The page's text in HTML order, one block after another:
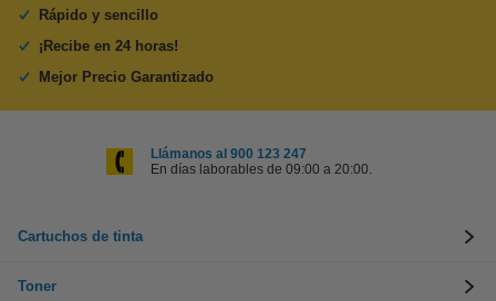
Rápido y sencillo
¡Recibe en 24 horas!
Mejor Precio Garantizado
Llámanos al 900 123 247
En días laborables de 09:00 a 20:00.
Cartuchos de tinta
Toner